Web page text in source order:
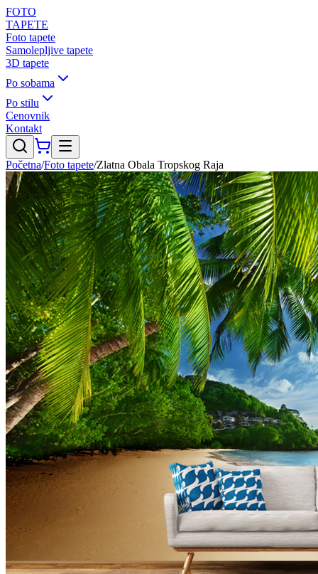
FOTO
TAPETE
Foto tapete
Samolepljive tapete
3D tapete
Po sobama
Po stilu
Cenovnik
Kontakt
Početna/Foto tapete/Zlatna Obala Tropskog Raja